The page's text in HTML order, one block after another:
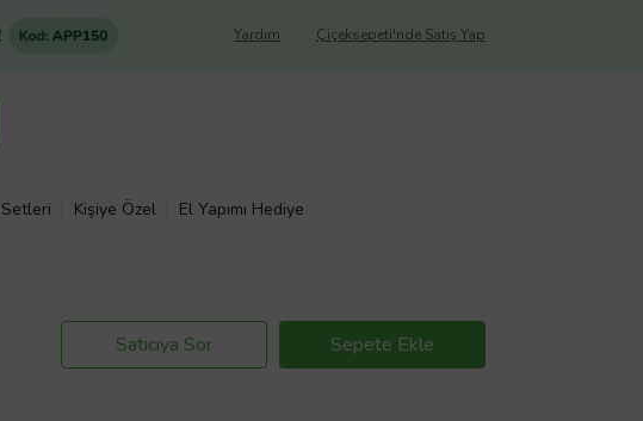
Çiçeksepeti'nde Satış Yap
Yardım
Kişiye Özel El Yapımı Hediye
Satıcıya Sor Sepete Ekle